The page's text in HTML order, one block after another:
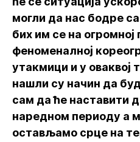
могли да нас бодре
бих им се на
феноменалној
утакмици и у оваквој
нашли су начин да
сам да ће наставити
наредном периоду а
остављамо срце на